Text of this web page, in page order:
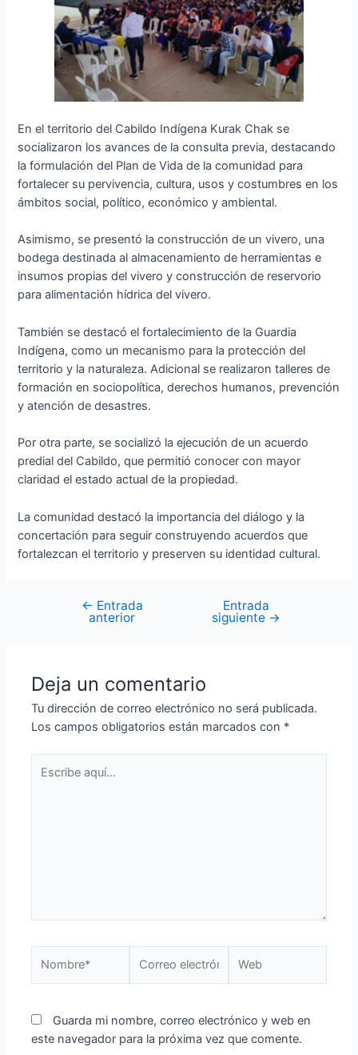
En el territorio del Cabildo Indígena Kurak Chak se
socializaron los avances de la consulta previa, destacando
la formulación del Plan de Vida de la comunidad para
fortalecer su pervivencia, cultura, usos y costumbres en los
ámbitos social, político, económico y ambiental.
Asimismo, se presentó la construcción de un vivero, una
bodega destinada al almacenamiento de herramientas e
insumos propias del vivero y construcción de reservorio
para alimentación hídrica del vivero.
También se destacó el fortalecimiento de la Guardia
Indígena, como un mecanismo para la protección del
territorio y la naturaleza. Adicional se realizaron talleres de
formación en sociopolítica, derechos humanos, prevención
y atención de desastres.
Por otra parte, se socializó la ejecución de un acuerdo
predial del Cabildo, que permitió conocer con mayor
claridad el estado actual de la propiedad.
La comunidad destacó la importancia del diálogo y la
concertación para seguir construyendo acuerdos que
fortalezcan el territorio y preserven su identidad cultural.
← Entrada
anterior
Entrada
siguiente →
Deja un comentario
Tu dirección de correo electrónico no será publicada.
Los campos obligatorios están marcados con *
Guarda mi nombre, correo electrónico y web en
este navegador para la próxima vez que comente.